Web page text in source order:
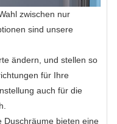
zwischen nur
sind unsere
ändern, und stellen so
für Ihre
auch für die
Duschräume bieten eine